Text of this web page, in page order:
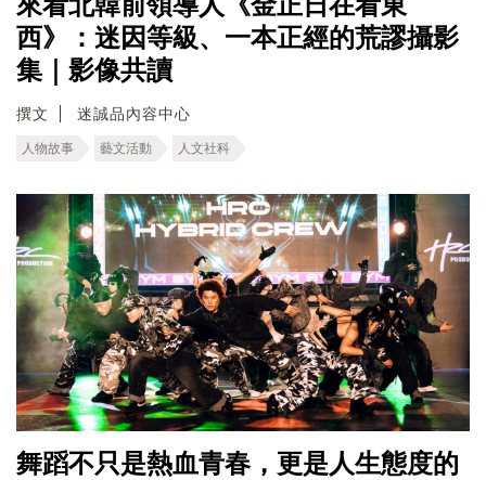
西》：迷因等級、一本正經的荒謬攝影
集｜影像共讀
撰文 迷誠品內容中心
人物故事 藝文活動 人文社科
舞蹈不只是熱血青春，更是人生態度的